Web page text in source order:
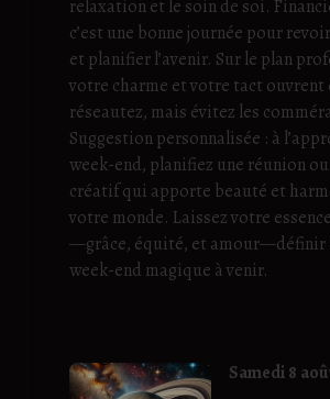
relaxation et le soin de soi.
c’est une bonne journée pour
et planifier l’avenir. Sur le plan
votre charme et votre tact
réseautez, mais évitez les
Suggestion personnalisée : à
week-end, planifiez une réunion
créatif qui apporte beauté et
votre monde. Laissez votre
—grâce, équité, et amour—définir
week-end magique à venir.
Samedi 8